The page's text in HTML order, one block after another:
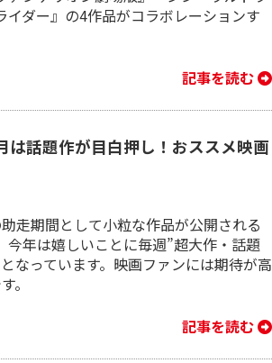
イダー』の4作品がコラボレーションす
記事を読む
は話題作が目白押し！おススメ映画
走期間として小粒な作品が公開される
今年は嬉しいことに毎週”超大作・話題
なっています。映画ファンには期待が高
。
記事を読む